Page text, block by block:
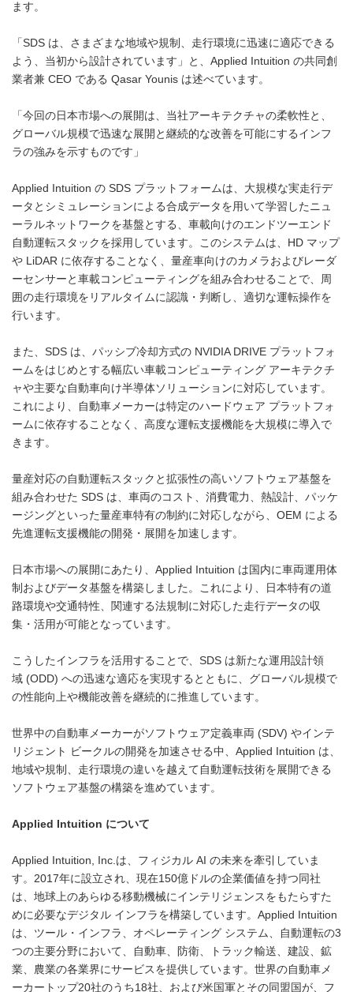
ます。
「SDS は、さまざまな地域や規制、走行環境に迅速に適応できる
よう、当初から設計されています」と、Applied Intuition の共同創
業者兼 CEO である Qasar Younis は述べています。
「今回の日本市場への展開は、当社アーキテクチャの柔軟性と、
グローバル規模で迅速な展開と継続的な改善を可能にするインフ
ラの強みを示すものです」
Applied Intuition の SDS プラットフォームは、大規模な実走行デ
ータとシミュレーションによる合成データを用いて学習したニュ
ーラルネットワークを基盤とする、車載向けのエンドツーエンド
自動運転スタックを採用しています。このシステムは、HD マップ
や LiDAR に依存することなく、量産車向けのカメラおよびレーダ
ーセンサーと車載コンピューティングを組み合わせることで、周
囲の走行環境をリアルタイムに認識・判断し、適切な運転操作を
行います。
また、SDS は、パッシブ冷却方式の NVIDIA DRIVE プラットフォ
ームをはじめとする幅広い車載コンピューティング アーキテクチ
ャや主要な自動車向け半導体ソリューションに対応しています。
これにより、自動車メーカーは特定のハードウェア プラットフォ
ームに依存することなく、高度な運転支援機能を大規模に導入で
きます。
量産対応の自動運転スタックと拡張性の高いソフトウェア基盤を
組み合わせた SDS は、車両のコスト、消費電力、熱設計、パッケ
ージングといった量産車特有の制約に対応しながら、OEM による
先進運転支援機能の開発・展開を加速します。
日本市場への展開にあたり、Applied Intuition は国内に車両運用体
制およびデータ基盤を構築しました。これにより、日本特有の道
路環境や交通特性、関連する法規制に対応した走行データの収
集・活用が可能となっています。
こうしたインフラを活用することで、SDS は新たな運用設計領
域 (ODD) への迅速な適応を実現するとともに、グローバル規模で
の性能向上や機能改善を継続的に推進しています。
世界中の自動車メーカーがソフトウェア定義車両 (SDV) やインテ
リジェント ビークルの開発を加速させる中、Applied Intuition は、
地域や規制、走行環境の違いを越えて自動運転技術を展開できる
ソフトウェア基盤の構築を進めています。
Applied Intuition について
Applied Intuition, Inc.は、フィジカル AI の未来を牽引していま
す。2017年に設立され、現在150億ドルの企業価値を持つ同社
は、地球上のあらゆる移動機械にインテリジェンスをもたらすた
めに必要なデジタル インフラを構築しています。Applied Intuition
は、ツール・インフラ、オペレーティング システム、自動運転の3
つの主要分野において、自動車、防衛、トラック輸送、建設、鉱
業、農業の各業界にサービスを提供しています。世界の自動車メ
ーカートップ20社のうち18社、および米国軍とその同盟国が、フ